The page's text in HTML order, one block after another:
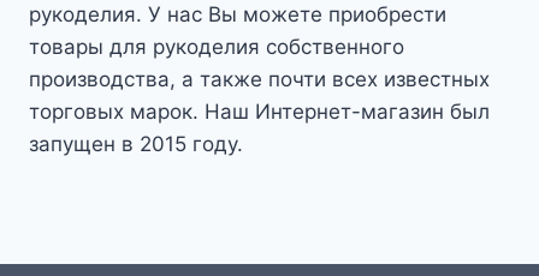
рукоделия. У нас Вы можете приобрести
товары для рукоделия собственного
производства, а также почти всех известных
торговых марок. Наш Интернет-магазин был
запущен в 2015 году.